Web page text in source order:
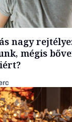
nagy
mégis